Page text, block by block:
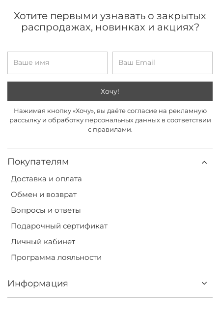
Покупателям
Доставка и оплата
Обмен и возврат
Вопросы и ответы
Подарочный сертификат
Личный кабинет
Программа лояльности
Информация
Хотите первыми узнавать о закрытых
распродажах, новинках и акциях?
Хочу!
Нажимая кнопку «Хочу», вы даёте согласие на рекламную
рассылку и обработку персональных данных в соответствии
с правилами.